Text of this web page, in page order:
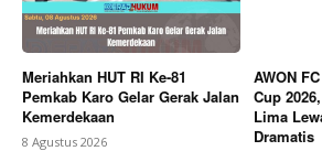
Meriahkan HUT RI Ke-81
Pemkab Karo Gelar Gerak Jalan
Kemerdekaan
8 Agustus 2026
AWON
Cup
Lima
Dramatis